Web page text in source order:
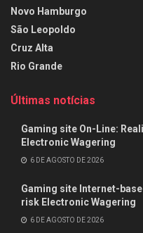
Novo Hamburgo
São Leopoldo
Cruz Alta
Rio Grande
Últimas notícias
Gaming site On-Line:
Electronic Wagering
6 DE AGOSTO DE 2026
Gaming site Internet-
risk Electronic Wagering
6 DE AGOSTO DE 2026